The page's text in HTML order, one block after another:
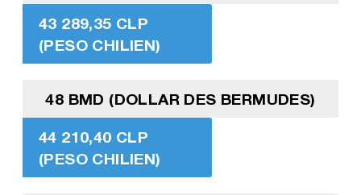
43 289,35 CLP
(PESO CHILIEN)
48 BMD (DOLLAR DES BERMUDES)
44 210,40 CLP
(PESO CHILIEN)